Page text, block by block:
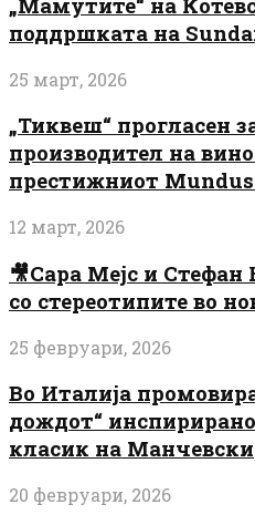
поддршката на
25 март, 2026
„Тиквеш“ прогласен
производител на
престижниот
12 март, 2026
🎥Сара Мејс и
со стереотипите во
25 февруари, 2026
Во Италија
дождот“
класик на Манчевски
20 февруари, 2026